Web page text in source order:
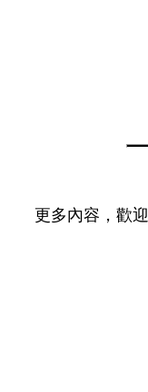
更多內容，歡迎